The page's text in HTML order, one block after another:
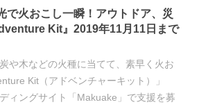
で火おこし一瞬！アウトドア、災
Kit』2019年11月11日まで
や木などの火種に当てて、素早く火お
Kit（アドベンチャーキット）」
ィングサイト「Makuake」で支援を募